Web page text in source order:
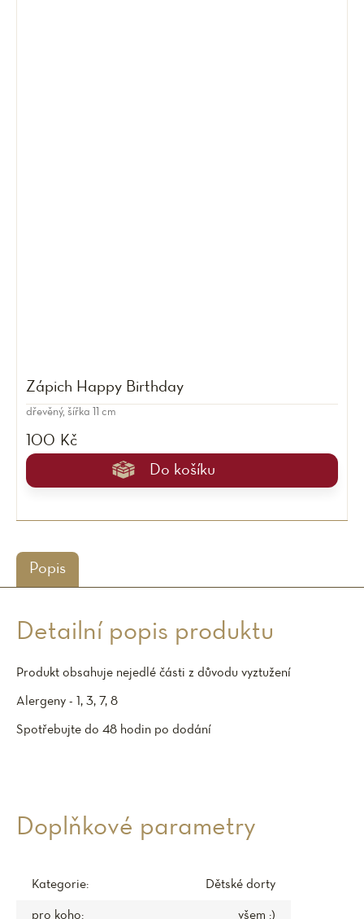
Zápich Happy Birthday
100 Kč
Do košíku
dřevěný, šířka 11 cm
Popis
Detailní popis produktu
Produkt obsahuje nejedlé části z důvodu vyztužení
Alergeny - 1, 3, 7, 8
Spotřebujte do 48 hodin po dodání
Doplňkové parametry
Kategorie: Dětské dorty
pro koho: všem :)